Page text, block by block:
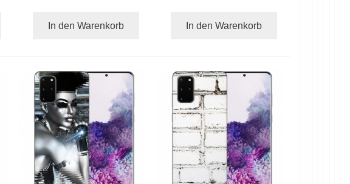
In den Warenkorb In den Warenkorb